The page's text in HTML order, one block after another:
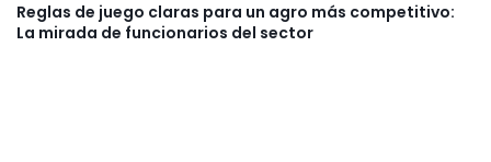
Reglas de juego claras para un agro más competitivo:
La mirada de funcionarios del sector